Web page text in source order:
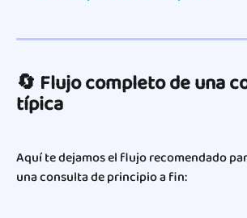
🔄 Flujo completo de una
típica
Aquí te dejamos el flujo recomendado
una consulta de principio a fin: